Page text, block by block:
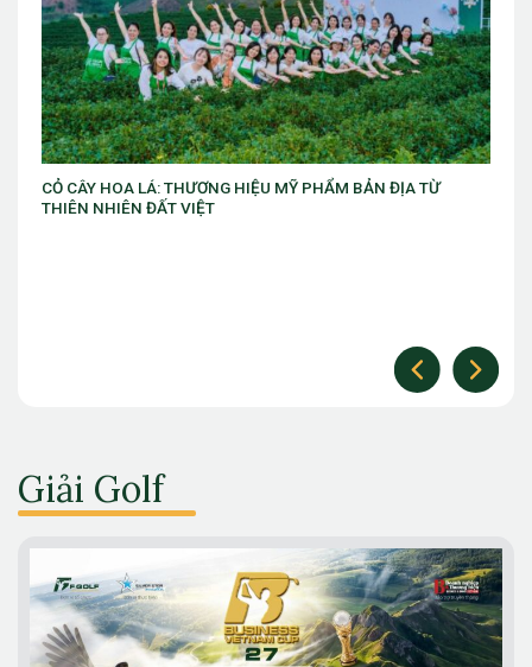
VIB ra mắt chương trình “VIB Swing – Mở khóa đặc quyền,
làm chủ thời cuộc” với ưu đãi Golf lên đến 10 triệu đồng
Giải Golf